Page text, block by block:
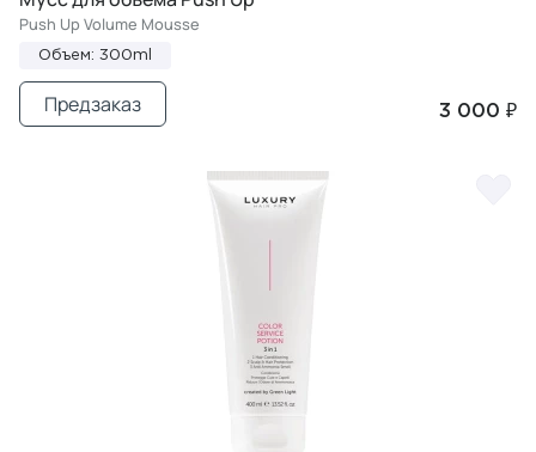
Push Up Volume Mousse
Объем: 300ml
3 000 ₽
Предзаказ